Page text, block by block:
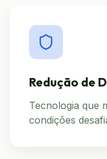
Redução de
Tecnologia que
condições